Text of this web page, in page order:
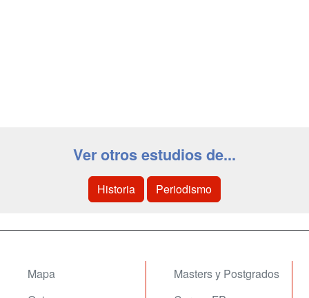
Ver otros estudios de...
Historia Periodismo
Mapa
Masters y Postgrados